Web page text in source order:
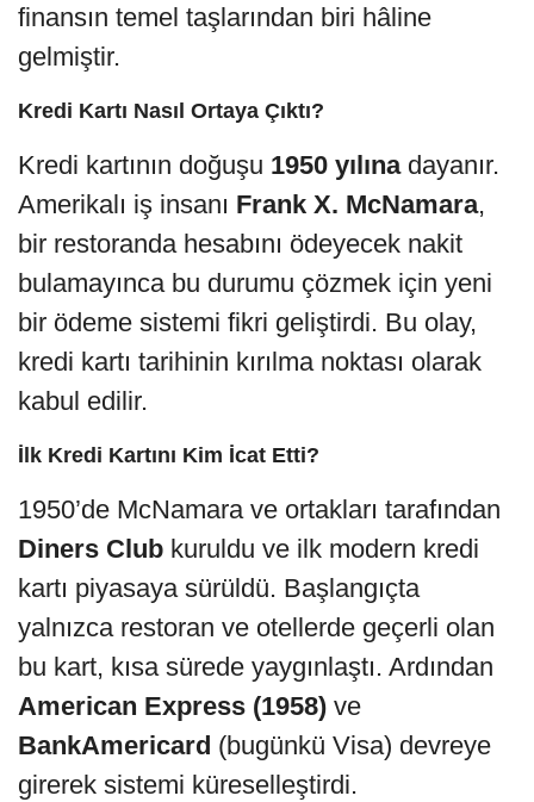
finansın temel taşlarından biri hâline
gelmiştir.
Kredi Kartı Nasıl Ortaya Çıktı?
Kredi kartının doğuşu 1950 yılınadayanır.
Amerikalı iş insanı Frank X. McNamara,
bir restoranda hesabını ödeyecek nakit
bulamayınca bu durumu çözmek için yeni
bir ödeme sistemi fikri geliştirdi. Bu olay,
kredi kartı tarihinin kırılma noktası olarak
kabul edilir.
İlk Kredi Kartını Kim İcat Etti?
1950’de McNamara ve ortakları tarafından
Diners Club kuruldu ve ilk modern kredi
kartı piyasaya sürüldü. Başlangıçta
yalnızca restoran ve otellerde geçerli olan
bu kart, kısa sürede yaygınlaştı. Ardından
American Express (1958) ve
BankAmericard (bugünkü Visa) devreye
girerek sistemi küreselleştirdi.